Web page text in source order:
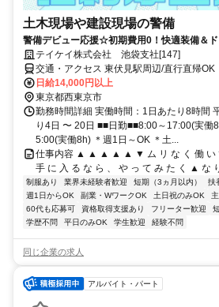
土木現場や建設現場の警備
警備デビュー応援☆初期費用0！快適装備＆
テイケイ株式会社 池袋支社[147]
交通・アクセス 東伏見駅周辺/直行直帰OK
日給14,000円以上
東京都西東京市
勤務時間詳細 実働時間：1日あたり8時間
り4日 〜 20日 ■■日勤■■8:00～17:00(実働
5:00(実働8h) ＊週1日～OK ＊土...
仕事内容 ▲ ▲ ▲ ▲ ▲ ▼ ム リ な く 働 い
手 に 入 る な ら 、 や っ て み た く ▲ な
制服あり 業界未経験者歓迎 短期（3ヵ月以内） 扶
週1日からOK
副業・WワークOK 土日祝のみOK
60代も応募可
資格取得支援あり フリーター歓迎
学歴不問
平日のみOK 学生歓迎 経験不問
同じ企業の求人
アルバイト・パート